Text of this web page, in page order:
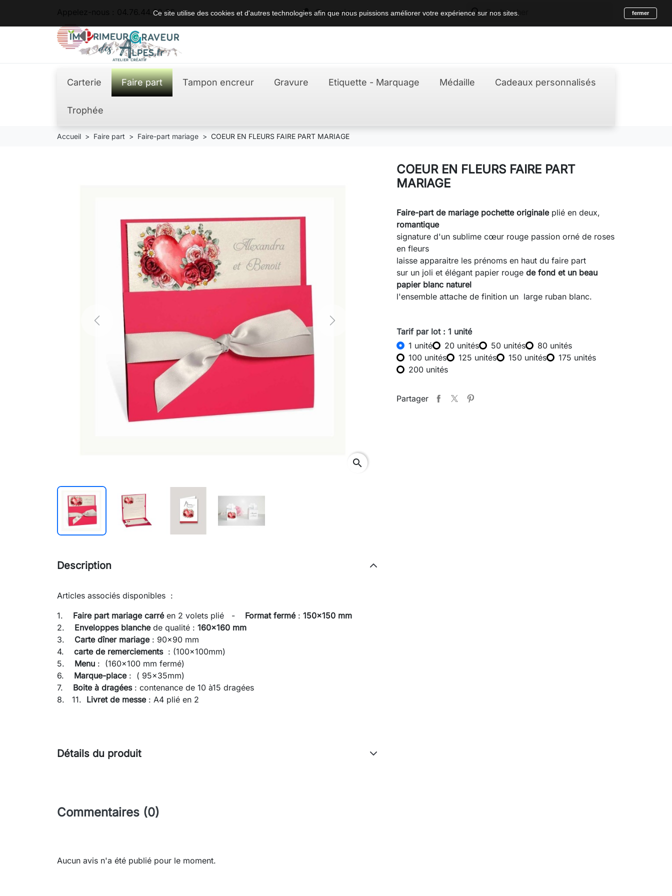
04.76.44.62.36  Connexion search
Carterie Faire part Tampon encreur Gravure Etiquette - Marquage Médaille Cadeaux personnalisés
Trophée
Accueil Faire part Faire-part mariage COEUR EN FLEURS FAIRE PART MARIAGE
Previous Next
search
COEUR EN FLEURS FAIRE PART
MARIAGE
Faire-part de mariage pochette originaleplié en deux,
romantique
signature d'un sublime cœur rouge passion orné de roses
en fleurs
laisse apparaitre les prénoms en haut du faire part
sur un joli et élégant papier rouge de fond et un beau
papier blanc naturel
l'ensemble attache de finition un large ruban blanc.
Tarif par lot : 1 unité
1 unité
20 unités 50 unités
80 unités
100 unités
125 unités 150 unités
175 unités
200 unités
Partager
Description
Articles associés disponibles :
1.
Faire part mariage carréen 2 volets plié - Format fermé: 150x150 mm
2.
Enveloppes blanchede qualité : 160x160 mm
3.
Carte dîner mariage: 90x90 mm
4.
carte de remerciements : (100x100mm)
5.
Menu : (160x100 mm fermé)
6. Marque-place: ( 95x35mm)
7. Boite à dragées: contenance de 10 à15 dragées
8. 11. Livret de messe: A4 plié en 2
Détails du produit
Commentaires (0)
Aucun avis n'a été publié pour le moment.
Ce site utilise des cookies et d'autres technologies afin que nous puissions améliorer votre expérience sur nos sites. fermer